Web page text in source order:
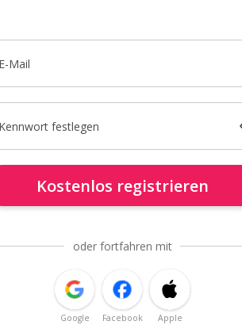
E-Mail
Kennwort festlegen
Kostenlos registrieren
oder fortfahren mit
Google Facebook Apple